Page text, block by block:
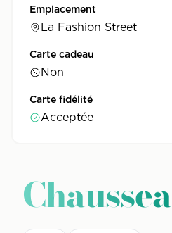
Emplacement
La Fashion Street
Carte cadeau
Non
Carte fidélité
Acceptée
Chaussea